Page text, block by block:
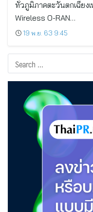
ทั่วภูมิภาคตะวันตกเฉียง
Wireless O-RAN…
19 พ.ย. 63 9:45